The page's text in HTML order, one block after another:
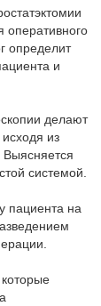
оперативного
определит
и
делают
из
Выясняется
системой.
пациента на